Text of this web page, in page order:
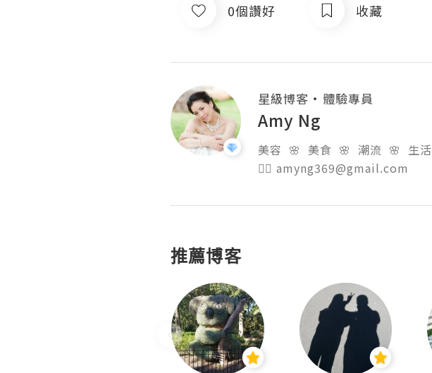
0個讚好 收藏
星級博客 ・ 體驗專員
Amy Ng
美容  🌸  美食  🌸  潮流  🌸  生活
👉🏻 amyng369@gmail.com
推薦博客